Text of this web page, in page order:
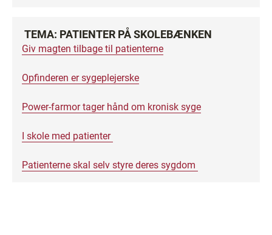
TEMA: PATIENTER PÅ SKOLEBÆNKEN
Giv magten tilbage til patienterne
Opfinderen er sygeplejerske
Power-farmor tager hånd om kronisk syge
I skole med patienter
Patienterne skal selv styre deres sygdom